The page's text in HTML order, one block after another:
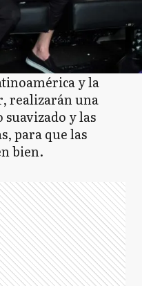
y la
realizarán una
y las
para que las
bien.